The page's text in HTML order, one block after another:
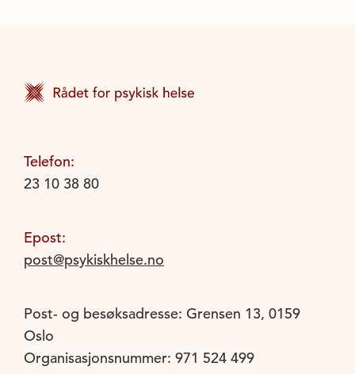
Telefon:
23 10 38 80
Epost:
post@psykiskhelse.no
Post- og besøksadresse: Grensen 13, 0159
Oslo
Organisasjonsnummer: 971 524 499